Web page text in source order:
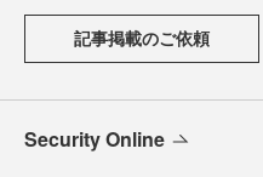
記事掲載のご依頼
Security Online